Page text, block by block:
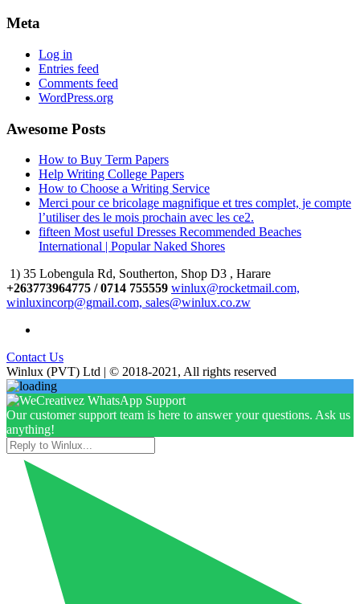
Meta
Log in
Entries feed
Comments feed
WordPress.org
Awesome Posts
How to Buy Term Papers
Help Writing College Papers
How to Choose a Writing Service
Merci pour ce bricolage magnifique et tres complet, je compte
l’utiliser des le mois prochain avec les ce2.
fifteen Most useful Dresses Recommended Beaches
International | Popular Naked Shores
1) 35 Lobengula Rd, Southerton, Shop D3 , Harare
+263773964775 / 0714 755559 winlux@rocketmail.com,
winluxincorp@gmail.com, sales@winlux.co.zw
Contact Us
Winlux (PVT) Ltd | © 2018-2021, All rights reserved
Our customer support team is here to answer your questions. Ask us
anything!